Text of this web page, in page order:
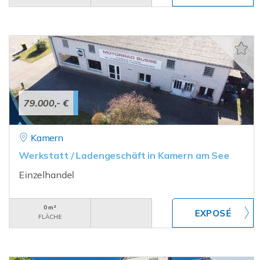
79.000,- €
Kamern
Werkstatt / Ladengeschäft in Kamern am See
Einzelhandel
0 m²
FLÄCHE